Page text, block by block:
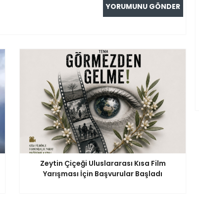
Zeytin Çiçeği Uluslararası Kısa Film
Yarışması İçin Başvurular Başladı